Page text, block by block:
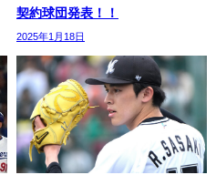
契約球団発表！！
2025年1月18日